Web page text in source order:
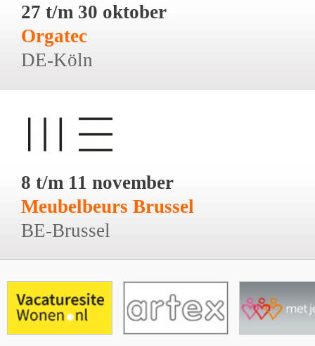
27 t/m 30 oktober
Orgatec
DE-Köln
8 t/m 11 november
Meubelbeurs Brussel
BE-Brussel